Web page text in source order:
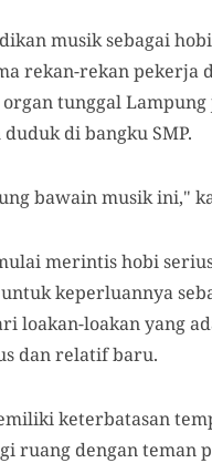
musik sebagai
rekan-rekan pekerja
tunggal
di bangku SMP.
bawain musik ini,"
merintis hobi
keperluannya
loakan-loakan yang
dan relatif baru.
keterbatasan
ruang dengan teman